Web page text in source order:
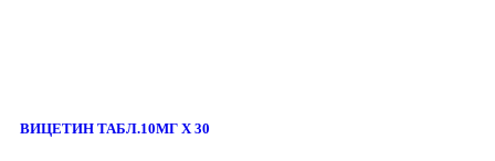
ВИЦЕТИН ТАБЛ.10МГ Х 30